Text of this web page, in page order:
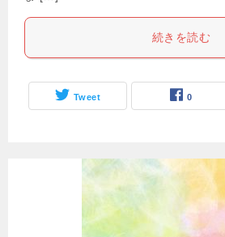
続きを読む
Tweet 0